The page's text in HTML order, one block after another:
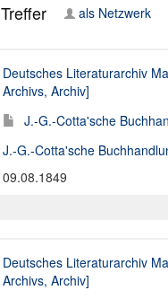
Treffer als Netzwerk
Deutsches Literaturarchiv
Archivs, Archiv]
J.-G.-Cotta'sche
J.-G.-Cotta'sche
09.08.1849
Deutsches Literaturarchiv
Archivs, Archiv]